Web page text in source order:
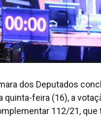
dos Deputados
quinta-feira (16), a
112/21, que